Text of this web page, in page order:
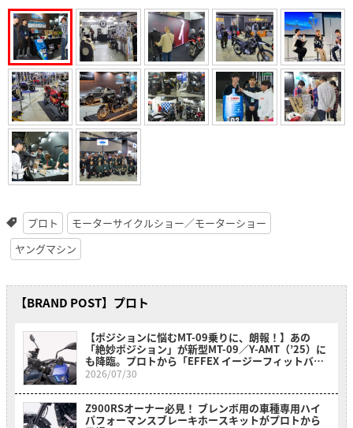
プロト
モーターサイクルショー／モーターショー
ヤングマシン
【BRAND POST】プロト
【ポジションに悩むMT-09乗りに、朗報！】あの
「絶妙ポジション」が新型MT-09／Y-AMT（’25）に
も降臨。プロトから「EFFEX イージーフィットバー
プラス」が新登場
2026/07/30
Z900RSオーナー必見！ ブレンボ用の車種専用ハイ
パフォーマンスブレーキホースキットがプロトから